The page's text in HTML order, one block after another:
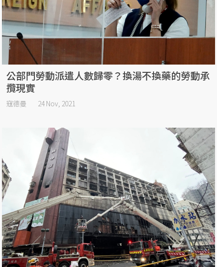
公部門勞動派遣人數歸零？換湯不換藥的勞動承
攬現實
寇德曼 24 Nov, 2021